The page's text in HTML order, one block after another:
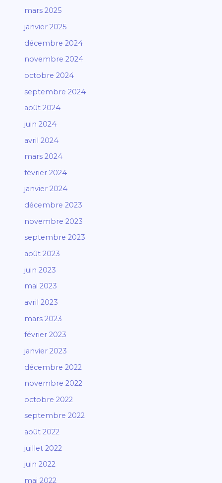
mars 2025
janvier 2025
décembre 2024
novembre 2024
octobre 2024
septembre 2024
août 2024
juin 2024
avril 2024
mars 2024
février 2024
janvier 2024
décembre 2023
novembre 2023
septembre 2023
août 2023
juin 2023
mai 2023
avril 2023
mars 2023
février 2023
janvier 2023
décembre 2022
novembre 2022
octobre 2022
septembre 2022
août 2022
juillet 2022
juin 2022
mai 2022